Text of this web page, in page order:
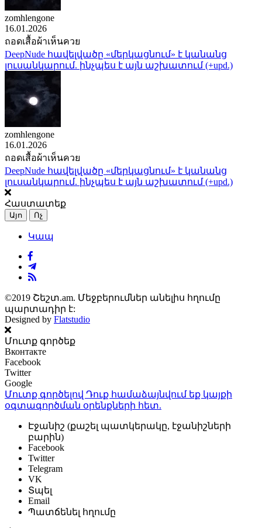
zomhlengone
16.01.2026
ถอดเสื้อผ้าเห็นควย
DeepNude հավելվածը «մերկացնում» է կանանց
լուսանկարում. ինչպես է այն աշխատում (+upd.)
zomhlengone
16.01.2026
ถอดเสื้อผ้าเห็นควย
DeepNude հավելվածը «մերկացնում» է կանանց
լուսանկարում. ինչպես է այն աշխատում (+upd.)
Հաստատեք
Այո Ոչ
Կապ
©2019 Շեշտ.am. Մեջբերումներ անելիս հղումը
պարտադիր է:
Designed by Flatstudio
Մուտք գործեք
Вконтакте
Facebook
Twitter
Google
Մուտք գործելով Դուք համաձայնվում եք կայքի
օգտագործման օրենքների հետ.
Էջանիշ (քաշել պատկերակը, էջանիշների
բարին)
Facebook
Twitter
Telegram
VK
Տպել
Email
Պատճենել հղումը